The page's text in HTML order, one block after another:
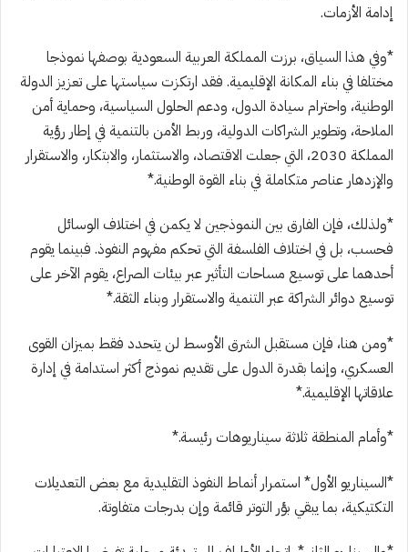
إدامة الأزمات.
*وفي هذا السياق، برزت المملكة العربية السعودية بوصفها نموذجا
مختلفا في بناء المكانة الإقليمية. فقد ارتكزت سياستها على تعزيز الدولة
الوطنية، واحترام سيادة الدول، ودعم الحلول السياسية، وحماية أمن
الملاحة، وتطوير الشراكات الدولية، وربط الأمن بالتنمية في إطار رؤية
المملكة 2030، التي جعلت الاقتصاد، والاستثمار، والابتكار، والاستقرار
والإزدهار عناصر متكاملة في بناء القوة الوطنية.*
*ولذلك، فإن الفارق بين النموذجين لا يكمن في اختلاف الوسائل
فحسب، بل في اختلاف الفلسفة التي تحكم مفهوم النفوذ. فبينما يقوم
أحدهما على توسيع مساحات التأثير عبر بيئات الصراع، يقوم الآخر على
توسيع دوائر الشراكة عبر التنمية والاستقرار وبناء الثقة.*
*ومن هنا، فإن مستقبل الشرق الأوسط لن يتحدد فقط بميزان القوى
العسكري، وإنما بقدرة الدول على تقديم نموذج أكثر استدامة في إدارة
علاقاتها الإقليمية.*
*وأمام المنطقة ثلاثة سيناريوهات رئيسة.*
*السيناريو الأول* استمرار أنماط النفوذ التقليدية مع بعض التعديلات
التكتيكية، بما يبقي بؤر التوتر قائمة وإن بدرجات متفاوتة.